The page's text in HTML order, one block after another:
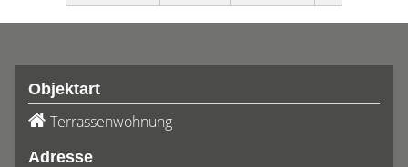
Objektart
Terrassenwohnung
Adresse